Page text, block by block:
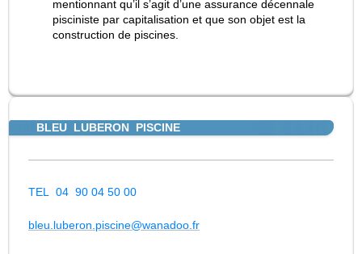
mentionnant qu’il s’agit d’une assurance décennale
pisciniste par capitalisation et que son objet est la
construction de piscines.
BLEU LUBERON PISCINE
TEL 04 90 04 50 00
bleu.luberon.piscine@wanadoo.fr